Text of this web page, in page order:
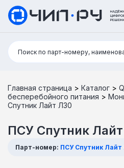
Поиск:
Поиск по парт-номеру,
Главная страница > Каталог >
бесперебойного питания >
Спутник Лайт Л30
ПСУ Спутник
Парт-номер: ПСУ Спутник Лайт